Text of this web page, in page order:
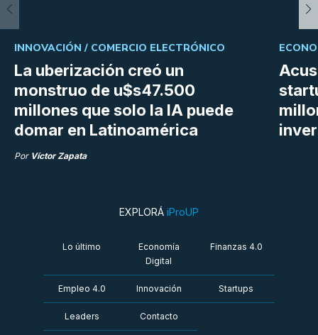
La uberización creó un
monstruo de u$s47.500
millones que solo la IA puede
domar en Latinoamérica
INNOVACIÓN / COMERCIO ELECTRÓNICO
Por Víctor Zapata
EXPLORÁ iProUP
Lo último
Economía
Digital
Finanzas 4.0
Empleo 4.0 Innovación Startups
Leaders Contacto